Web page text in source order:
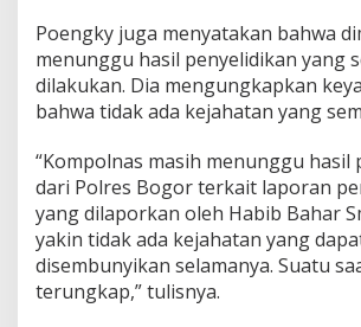
n
P
a
d
a
i
r
i
n
y
a
Poengky juga menyatakan bahwa
menunggu hasil penyelidikan yang
dilakukan. Dia mengungkapkan
bahwa tidak ada kejahatan yang
“Kompolnas masih menunggu hasil
dari Polres Bogor terkait laporan
yang dilaporkan oleh Habib Bahar
yakin tidak ada kejahatan yang
disembunyikan selamanya. Suatu
terungkap,” tulisnya.